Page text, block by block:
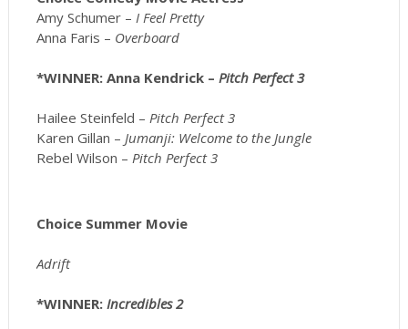
Amy Schumer – I Feel Pretty
Anna Faris – Overboard
*WINNER: Anna Kendrick – Pitch Perfect 3
Hailee Steinfeld – Pitch Perfect 3
Karen Gillan – Jumanji: Welcome to the Jungle
Rebel Wilson – Pitch Perfect 3
Choice Summer Movie
Adrift
*WINNER:Incredibles 2